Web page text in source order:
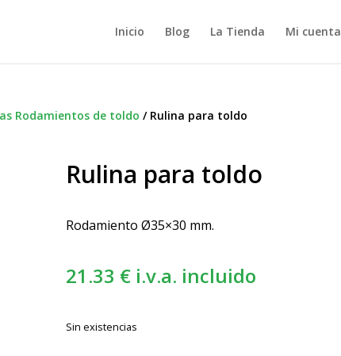
Inicio Blog La Tienda Mi cuenta
Rodamientos de toldo / Rulina para toldo
Rulina para toldo
Rodamiento Ø35×30 mm.
21.33 € i.v.a. incluido
Sin existencias